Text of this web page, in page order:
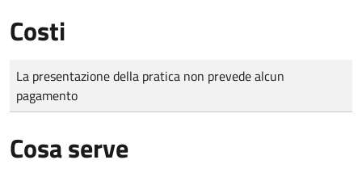
Costi
Tipo di pagamento
Importo
La presentazione della pratica non prevede alcun
pagamento
Cosa serve